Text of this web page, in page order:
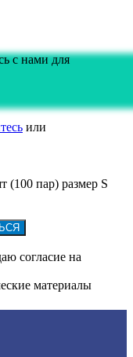
с нами для
или
(100 пар) размер S
cогласие на